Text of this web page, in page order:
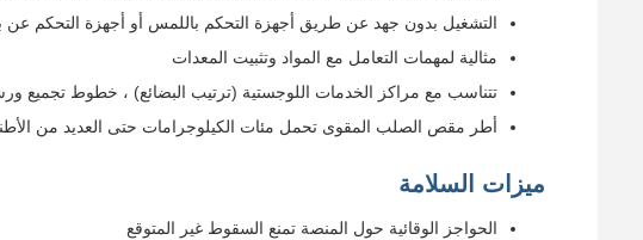
التشغيل بدون جهد عن طريق أجهزة التحكم باللمس أو أجهزة التحكم عن
مثالية لمهمات التعامل مع المواد وتثبيت المعدات
تتناسب مع مراكز الخدمات اللوجستية (ترتيب البضائع) ، خطوط تجميع
أطر مقص الصلب المقوى تحمل مئات الكيلوجرامات حتى العديد من
ميزات السلامة
الحواجز الوقائية حول المنصة تمنع السقوط غير المتوقع